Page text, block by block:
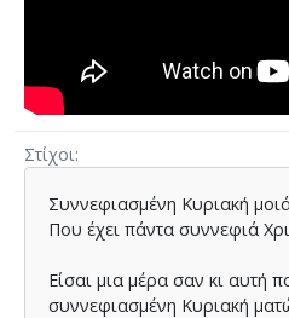
Στίχοι
Συννεφιασµένη Κυριακή
Που έχει πάντα συννεφιά
Είσαι µια µέρα σαν κι αυτή
συννεφιασµένη Κυριακή